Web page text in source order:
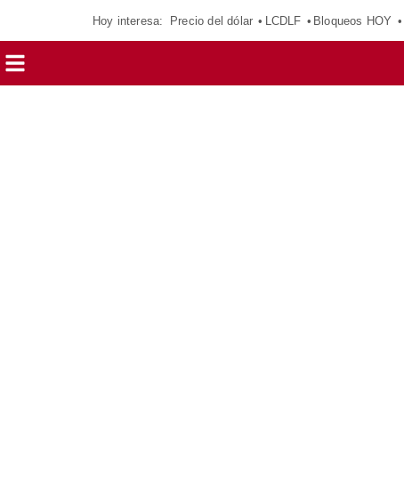
Hoy interesa: Precio del dólar LCDLF Bloqueos HOY